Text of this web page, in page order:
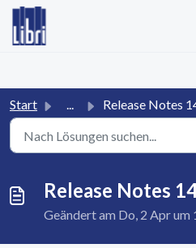
Zum hauptsächlichen Inhalt
Start ... Release Notes 14.6.1
Release Notes
Geändert am Do, 2 Apr